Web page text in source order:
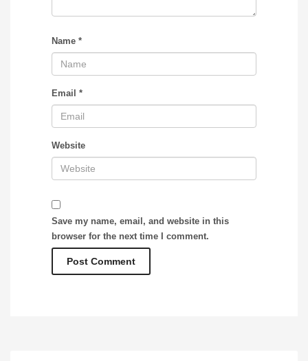
Name *
Email *
Website
Save my name, email, and website in this
browser for the next time I comment.